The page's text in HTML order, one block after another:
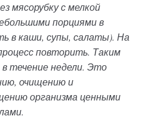
мясорубку с мелкой
порциями в
в каши, супы, салаты). На
повторить. Таким
течение недели. Это
очищению и
организма ценными